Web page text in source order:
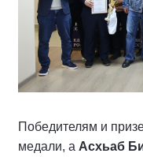
Победителям и
медали, а Асхьаб